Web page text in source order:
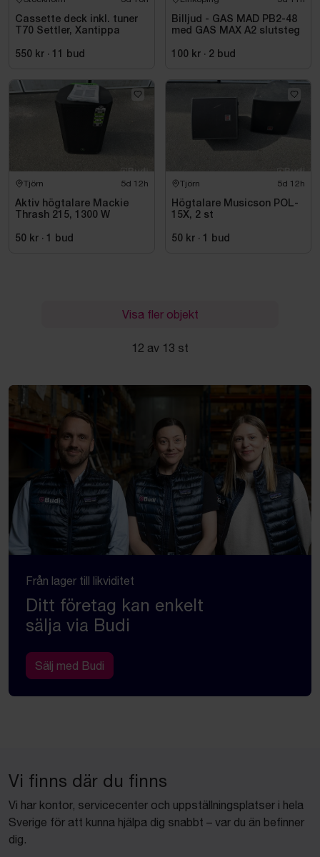
Cassette deck inkl. tuner
T70 Settler, Xantippa
550 kr · 11 bud
Billjud - GAS MAD PB2-48
med GAS MAX A2 slutsteg
100 kr · 2 bud
Tjörn 5d 12h
Aktiv högtalare Mackie
Thrash 215, 1300 W
50 kr · 1 bud
Tjörn 5d 12h
Högtalare Musicson POL-
15X, 2 st
50 kr · 1 bud
Visa fler objekt
12 av 13 st
Från lager till likviditet
Ditt företag kan enkelt
sälja via Budi
Sälj med Budi
Vi finns där du finns
Vi har kontor, servicecenter och uppställningsplatser i hela
Sverige för att kunna hjälpa dig snabbt – var du än befinner
dig.